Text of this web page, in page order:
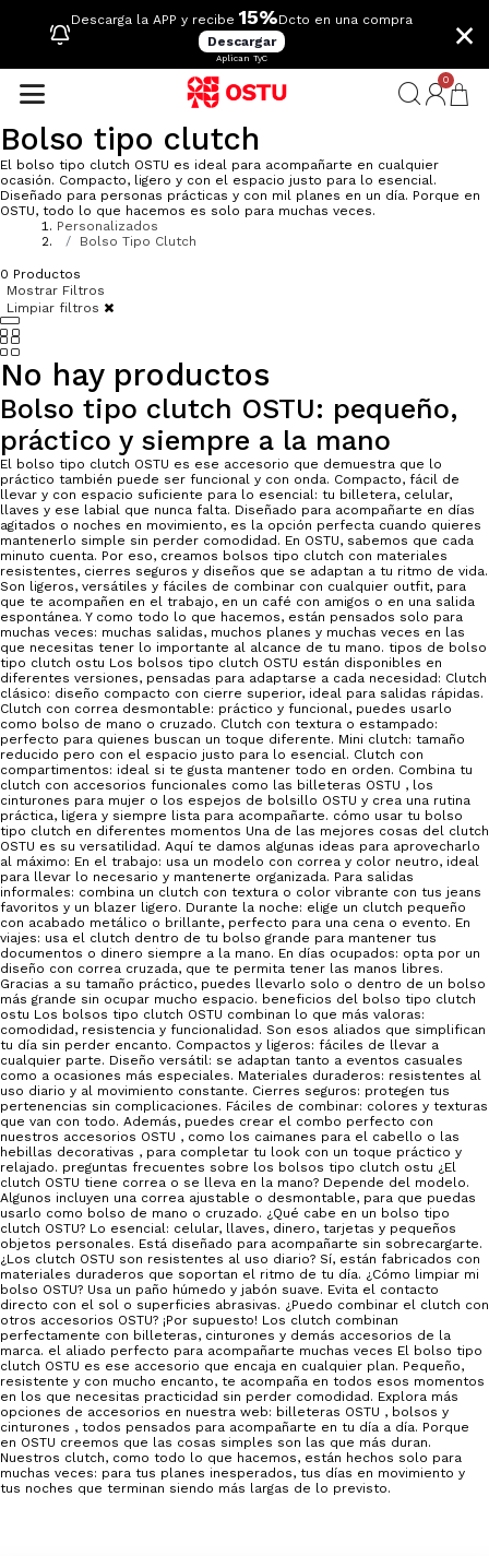
Descarga la APP y recibe 15%Dcto en una compra
Descargar
Aplican TyC
×
0
Bolso tipo clutch
El bolso tipo clutch OSTU es ideal para acompañarte en cualquier
ocasión. Compacto, ligero y con el espacio justo para lo esencial.
Diseñado para personas prácticas y con mil planes en un día. Porque en
OSTU, todo lo que hacemos es solo para muchas veces.
Personalizados
Bolso Tipo Clutch
0 Productos
Mostrar Filtros
Limpiar filtros
No hay productos
Bolso tipo clutch OSTU: pequeño,
práctico y siempre a la mano
El bolso tipo clutch OSTU es ese accesorio que demuestra que lo
práctico también puede ser funcional y con onda. Compacto, fácil de
llevar y con espacio suficiente para lo esencial: tu billetera, celular,
llaves y ese labial que nunca falta. Diseñado para acompañarte en días
agitados o noches en movimiento, es la opción perfecta cuando quieres
mantenerlo simple sin perder comodidad. En OSTU, sabemos que cada
minuto cuenta. Por eso, creamos bolsos tipo clutch con materiales
resistentes, cierres seguros y diseños que se adaptan a tu ritmo de vida.
Son ligeros, versátiles y fáciles de combinar con cualquier outfit, para
que te acompañen en el trabajo, en un café con amigos o en una salida
espontánea. Y como todo lo que hacemos, están pensados solo para
muchas veces: muchas salidas, muchos planes y muchas veces en las
que necesitas tener lo importante al alcance de tu mano. tipos de bolso
tipo clutch ostu Los bolsos tipo clutch OSTU están disponibles en
diferentes versiones, pensadas para adaptarse a cada necesidad: Clutch
clásico: diseño compacto con cierre superior, ideal para salidas rápidas.
Clutch con correa desmontable: práctico y funcional, puedes usarlo
como bolso de mano o cruzado. Clutch con textura o estampado:
perfecto para quienes buscan un toque diferente. Mini clutch: tamaño
reducido pero con el espacio justo para lo esencial. Clutch con
compartimentos: ideal si te gusta mantener todo en orden. Combina tu
clutch con accesorios funcionales como las billeteras OSTU , los
cinturones para mujer o los espejos de bolsillo OSTU y crea una rutina
práctica, ligera y siempre lista para acompañarte. cómo usar tu bolso
tipo clutch en diferentes momentos Una de las mejores cosas del clutch
OSTU es su versatilidad. Aquí te damos algunas ideas para aprovecharlo
al máximo: En el trabajo: usa un modelo con correa y color neutro, ideal
para llevar lo necesario y mantenerte organizada. Para salidas
informales: combina un clutch con textura o color vibrante con tus jeans
favoritos y un blazer ligero. Durante la noche: elige un clutch pequeño
con acabado metálico o brillante, perfecto para una cena o evento. En
viajes: usa el clutch dentro de tu bolso grande para mantener tus
documentos o dinero siempre a la mano. En días ocupados: opta por un
diseño con correa cruzada, que te permita tener las manos libres.
Gracias a su tamaño práctico, puedes llevarlo solo o dentro de un bolso
más grande sin ocupar mucho espacio. beneficios del bolso tipo clutch
ostu Los bolsos tipo clutch OSTU combinan lo que más valoras:
comodidad, resistencia y funcionalidad. Son esos aliados que simplifican
tu día sin perder encanto. Compactos y ligeros: fáciles de llevar a
cualquier parte. Diseño versátil: se adaptan tanto a eventos casuales
como a ocasiones más especiales. Materiales duraderos: resistentes al
uso diario y al movimiento constante. Cierres seguros: protegen tus
pertenencias sin complicaciones. Fáciles de combinar: colores y texturas
que van con todo. Además, puedes crear el combo perfecto con
nuestros accesorios OSTU , como los caimanes para el cabello o las
hebillas decorativas , para completar tu look con un toque práctico y
relajado. preguntas frecuentes sobre los bolsos tipo clutch ostu ¿El
clutch OSTU tiene correa o se lleva en la mano? Depende del modelo.
Algunos incluyen una correa ajustable o desmontable, para que puedas
usarlo como bolso de mano o cruzado. ¿Qué cabe en un bolso tipo
clutch OSTU? Lo esencial: celular, llaves, dinero, tarjetas y pequeños
objetos personales. Está diseñado para acompañarte sin sobrecargarte.
¿Los clutch OSTU son resistentes al uso diario? Sí, están fabricados con
materiales duraderos que soportan el ritmo de tu día. ¿Cómo limpiar mi
bolso OSTU? Usa un paño húmedo y jabón suave. Evita el contacto
directo con el sol o superficies abrasivas. ¿Puedo combinar el clutch con
otros accesorios OSTU? ¡Por supuesto! Los clutch combinan
perfectamente con billeteras, cinturones y demás accesorios de la
marca. el aliado perfecto para acompañarte muchas veces El bolso tipo
clutch OSTU es ese accesorio que encaja en cualquier plan. Pequeño,
resistente y con mucho encanto, te acompaña en todos esos momentos
en los que necesitas practicidad sin perder comodidad. Explora más
opciones de accesorios en nuestra web: billeteras OSTU , bolsos y
cinturones , todos pensados para acompañarte en tu día a día. Porque
en OSTU creemos que las cosas simples son las que más duran.
Nuestros clutch, como todo lo que hacemos, están hechos solo para
muchas veces: para tus planes inesperados, tus días en movimiento y
tus noches que terminan siendo más largas de lo previsto.